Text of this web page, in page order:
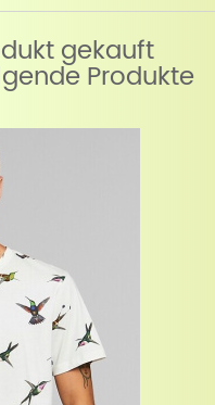
gekauft
Produkte